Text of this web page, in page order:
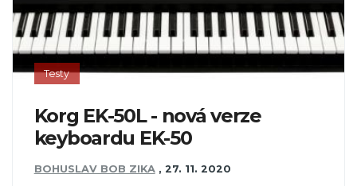
Testy
Korg EK-50L - nová verze
keyboardu EK-50
BOHUSLAV BOB ZIKA , 27. 11. 2020